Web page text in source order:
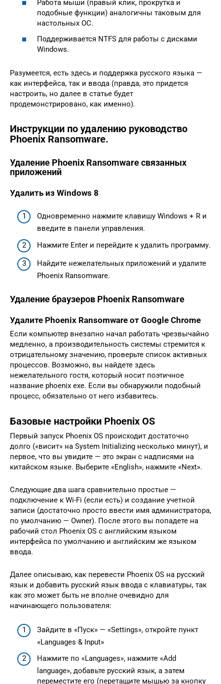
Работа мыши (правый клик, прокрутка и
подобные функции) аналогичны таковым для
настольных ОС.
Поддерживается NTFS для работы с дисками
Windows.
Разумеется, есть здесь и поддержка русского языка —
как интерфейса, так и ввода (правда, это придется
настроить, но далее в статье будет
продемонстрировано, как именно).
Инструкции по удалению руководство
Phoenix Ransomware.
Удаление Phoenix Ransomware связанных
приложений
Удалить из Windows 8
Одновременно нажмите клавишу Windows + R и
введите в панели управления.
Нажмите Enter и перейдите к удалить программу.
Найдите нежелательных приложений и удалите
Phoenix Ransomware.
Удаление браузеров Phoenix Ransomware
Удалите Phoenix Ransomware от Google Chrome
Если компьютер внезапно начал работать чрезвычайно
медленно, а производительность системы стремится к
отрицательному значению, проверьте список активных
процессов. Возможно, вы найдете здесь
нежелательного гостя, который носит поэтичное
название phoenix exe. Если вы обнаружили подобный
процесс, обязательно от него избавитесь.
Базовые настройки Phoenix OS
Первый запуск Phoenix OS происходит достаточно
долго («висит» на System Initializing несколько минут), и
первое, что вы увидите — это экран с надписями на
китайском языке. Выберите «English», нажмите «Next».
Следующие два шага сравнительно простые —
подключение к Wi-Fi (если есть) и создание учетной
записи (достаточно просто ввести имя администратора,
по умолчанию — Owner). После этого вы попадете на
рабочий стол Phoenix OS с английским языком
интерфейса по умолчанию и английским же языком
ввода.
Далее описываю, как перевести Phoenix OS на русский
язык и добавить русский язык ввода с клавиатуры, так
как это может быть не вполне очевидно для
начинающего пользователя:
Зайдите в «Пуск» — «Settings», откройте пункт
«Languages & Input»
Нажмите по «Languages», нажмите «Add
language», добавьте русский язык, а затем
переместите его (перетащите мышью за кнопку